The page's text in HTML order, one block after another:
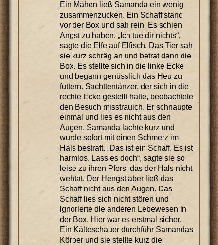
Ein Mähen ließ Samanda ein wenig
zusammenzucken. Ein Schaff stand
vor der Box und sah rein. Es schien
Angst zu haben. „Ich tue dir nichts“,
sagte die Elfe auf Elfisch. Das Tier sah
sie kurz schräg an und betrat dann die
Box. Es stellte sich in die linke Ecke
und begann genüsslich das Heu zu
futtern. Sachttentänzer, der sich in die
rechte Ecke gestellt hatte, beobachtete
den Besuch misstrauich. Er schnaupte
einmal und lies es nicht aus den
Augen. Samanda lachte kurz und
wurde sofort mit einen Schmerz im
Hals bestraft. „Das ist ein Schaff. Es ist
harmlos. Lass es doch“, sagte sie so
leise zu ihren Pfers, das der Hals nicht
wehtat. Der Hengst aber ließ das
Schaff nicht aus den Augen. Das
Schaff lies sich nicht stören und
ignorierte die anderen Lebewesen in
der Box. Hier war es erstmal sicher.
Ein Kälteschauer durchführ Samandas
Körber und sie stellte kurz die